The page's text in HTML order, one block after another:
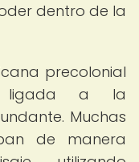
dentro de la
precolonial
ligada a la
Muchas
de manera